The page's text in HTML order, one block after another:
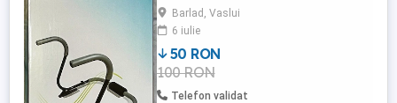
este folosit nu l-am scos din cutie nici
macar la pozare in opinia mea este
complet mecanic in opinia mea nu are
componente electronice trebuie asamblat
este complet pret 50 de lei trimit in tara
prin posta sau curieri ...
Barlad, Vaslui
6 iulie
50 RON
100 RON
Telefon validat